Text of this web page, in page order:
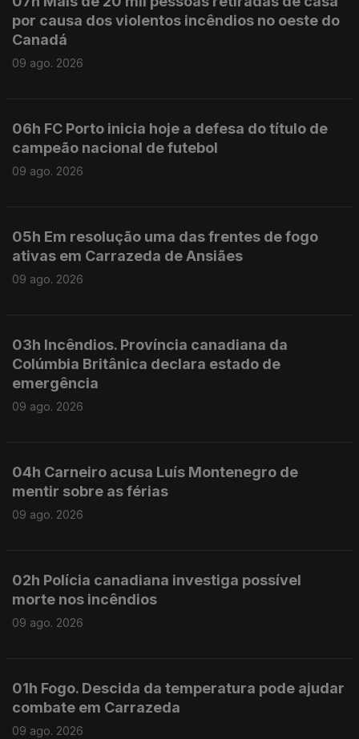
por causa dos violentos incêndios no oeste do
Canadá
09 ago. 2026
06h FC Porto inicia hoje a defesa do título de
campeão nacional de futebol
09 ago. 2026
05h Em resolução uma das frentes de fogo
ativas em Carrazeda de Ansiães
09 ago. 2026
03h Incêndios. Província canadiana da
Colúmbia Britânica declara estado de
emergência
09 ago. 2026
04h Carneiro acusa Luís Montenegro de
mentir sobre as férias
09 ago. 2026
02h Polícia canadiana investiga possível
morte nos incêndios
09 ago. 2026
01h Fogo. Descida da temperatura pode ajudar
combate em Carrazeda
09 ago. 2026